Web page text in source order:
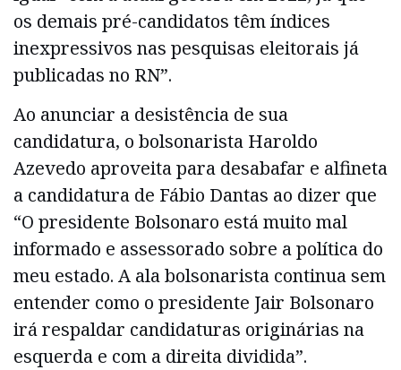
os demais pré-candidatos têm índices
inexpressivos nas pesquisas eleitorais já
publicadas no RN”.
Ao anunciar a desistência de sua
candidatura, o bolsonarista Haroldo
Azevedo aproveita para desabafar e alfineta
a candidatura de Fábio Dantas ao dizer que
“O presidente Bolsonaro está muito mal
informado e assessorado sobre a política do
meu estado. A ala bolsonarista continua sem
entender como o presidente Jair Bolsonaro
irá respaldar candidaturas originárias na
esquerda e com a direita dividida”.